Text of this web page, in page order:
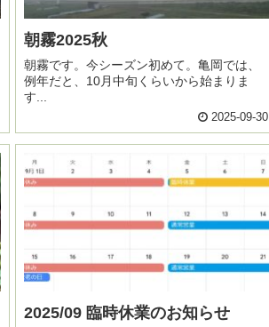
朝霧2025秋
朝霧です。今シーズン初めて。亀岡では、
例年だと、10月中旬くらいから始まりま
す...
2025-09-30
2025/09 臨時休業のお知らせ